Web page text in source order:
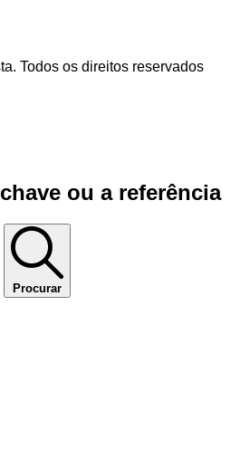
Todos os direitos reservados
ou a referência
Procurar